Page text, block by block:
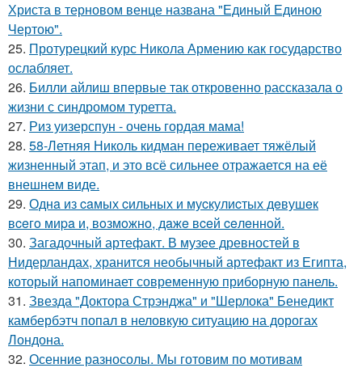
Христа в терновом венце названа "Единый Единою
Чертою".
25. Протурецкий курс Никола Армению как государство
ослабляет.
26. Билли айлиш впервые так откровенно рассказала о
жизни с синдромом туретта.
27. Риз уизерспун - очень гордая мама!
28. 58-Летняя Николь кидман переживает тяжёлый
жизненный этап, и это всё сильнее отражается на её
внешнем виде.
29. Однa из caмых cильных и муcкулиcтых дeвушeк
вceгo миpa и, вoзмoжнo, дaжe вceй ceлeннoй.
30. Загадочный артефакт. В музее древностей в
Нидерландах, хранится необычный артефакт из Египта,
который напоминает современную приборную панель.
31. Звезда "Доктора Стрэнджа" и "Шерлока" Бенедикт
камбербэтч попал в неловкую ситуацию на дорогах
Лондона.
32. Осенние разносолы. Мы готовим по мотивам